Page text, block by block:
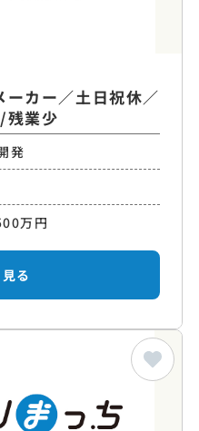
カー／土日祝休／
残業少
発
万円
る